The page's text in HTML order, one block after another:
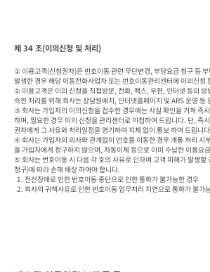
제 34 조(이의신청 및 처리)
① 이용고객(신청권자)은 번호이동 관련 무단변경, 부당요금 청구 등
발생한 경우 해당 이동전화사업자 또는 번호이동관리센터에 이의신청
② 이용고객은 이의 신청을 직접방문, 전화, 팩스, 우편, 인터넷 등의 방
속한 처리를 위해 회사는 상담원배치, 인터넷홈페이지 및 ARS 운영 등
③ 회사는 가입자의 이의신청을 접수한 경우에는 사실 확인을 거쳐 즉
하며, 필요한 경우 이의 신청을 관리센터로 이첩하여 드립니다. 단, 즉
권자에게 그 사유와 처리일정을 명기하여 지체 없이 통보 하여 드립니
④ 회사는 가입자의 의사와 관계없이 번호를 이동한 경우 개통 처리 시
을 가입자에게 청구하지 않으며, 자동이체 등으로 이미 수납한 이용요
⑤ 회사는 번호이동 시 다음 각 호의 사유로 인하여 고객 피해가 발생할
청구)에 따라 손해 배상 하여야 합니다.
2. 회사의 귀책사유로 인한 번호이동 업무처리 지연으로 통화가 불가